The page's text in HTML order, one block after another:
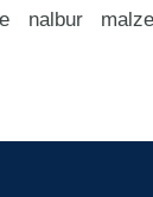
nalbur